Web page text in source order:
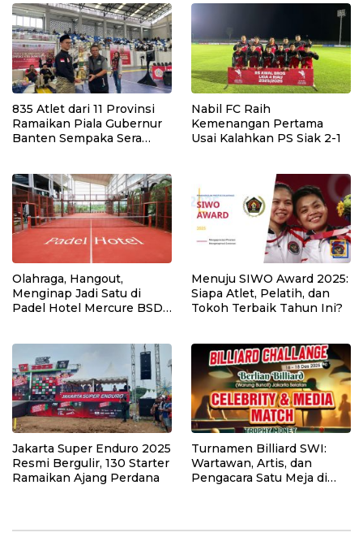
835 Atlet dari 11 Provinsi
Ramaikan Piala Gubernur
Banten Sempaka Sera
Nabil FC Raih
Kemenangan Pertama
Usai Kalahkan PS Siak 2-1
Olahraga, Hangout,
Menginap Jadi Satu di
Padel Hotel Mercure BSD
Menuju SIWO Award 2025:
Siapa Atlet, Pelatih, dan
Tokoh Terbaik Tahun Ini?
Jakarta Super Enduro 2025
Resmi Bergulir, 130 Starter
Ramaikan Ajang Perdana
Turnamen Billiard SWI:
Wartawan, Artis, dan
Pengacara Satu Meja di